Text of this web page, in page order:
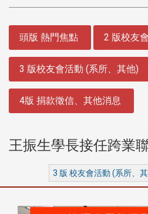
頭版 熱門焦點 2 版校友
3 版校友會活動 (系所、其他)
4版 捐款徵信、其他消息
王振生學長接任跨業
3 版 校友會活動 (系所、